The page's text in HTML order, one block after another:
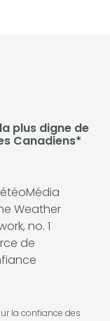
plus digne de
Canadiens*
la confiance des